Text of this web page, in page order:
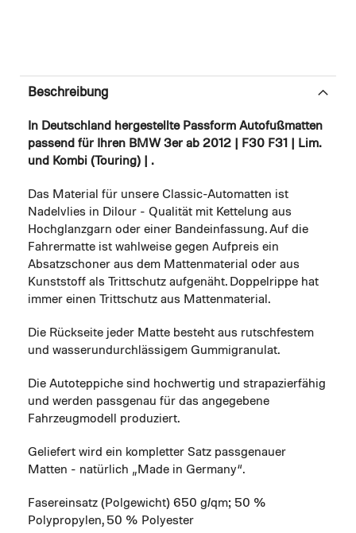
Beschreibung
In Deutschland hergestellte Passform Autofußmatten
passend für Ihren BMW 3er ab 2012 | F30 F31 | Lim.
und Kombi (Touring) | .
Das Material für unsere Classic-Automatten ist
Nadelvlies in Dilour - Qualität mit Kettelung aus
Hochglanzgarn oder einer Bandeinfassung. Auf die
Fahrermatte ist wahlweise gegen Aufpreis ein
Absatzschoner aus dem Mattenmaterial oder aus
Kunststoff als Trittschutz aufgenäht. Doppelrippe hat
immer einen Trittschutz aus Mattenmaterial.
Die Rückseite jeder Matte besteht aus rutschfestem
und wasserundurchlässigem Gummigranulat.
Die Autoteppiche sind hochwertig und strapazierfähig
und werden passgenau für das angegebene
Fahrzeugmodell produziert.
Geliefert wird ein kompletter Satz passgenauer
Matten - natürlich „Made in Germany“.
Fasereinsatz (Polgewicht) 650 g/qm; 50 %
Polypropylen, 50 % Polyester